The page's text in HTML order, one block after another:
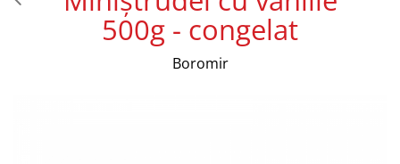
Cozonac Cremos
Cozonac Insiropat500g - congelat
Boromir